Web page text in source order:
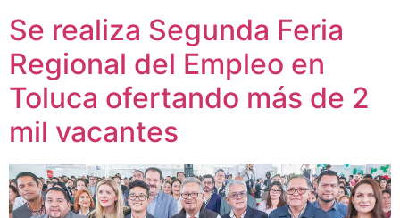
Se realiza Segunda Feria
Regional del Empleo en
Toluca ofertando más de 2
mil vacantes